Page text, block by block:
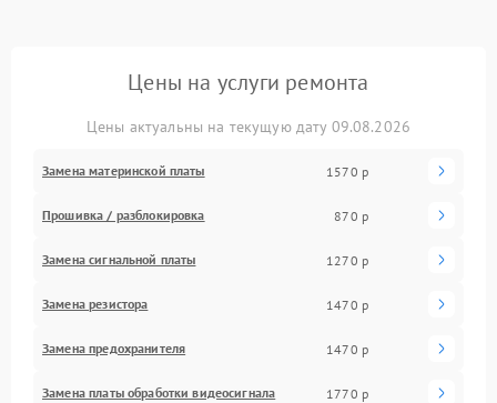
Цены на услуги ремонта
Цены актуальны на текущую дату 09.08.2026
Замена материнской платы 1570 р
Прошивка / разблокировка 870 р
Замена сигнальной платы 1270 р
Замена резистора 1470 р
Замена предохранителя 1470 р
Замена платы обработки видеосигнала 1770 р